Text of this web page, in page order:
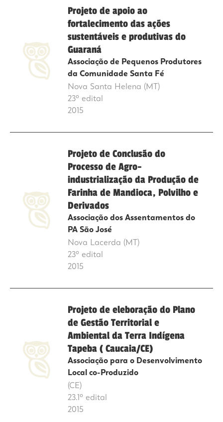
Projeto de apoio ao
fortalecimento das ações
sustentáveis e produtivas do
Guaraná
Associação de Pequenos Produtores
da Comunidade Santa Fé
Nova Santa Helena (MT)
23º edital
2015
Projeto de Conclusão do
Processo de Agro-
industrialização da Produção de
Farinha de Mandioca, Polvilho e
Derivados
Associação dos Assentamentos do
PA São José
Nova Lacerda (MT)
23º edital
2015
Projeto de eleboração do Plano
de Gestão Territorial e
Ambiental da Terra Indígena
Tapeba ( Caucaia/CE)
Associação para o Desenvolvimento
Local co-Produzido
(CE)
23.1º edital
2015